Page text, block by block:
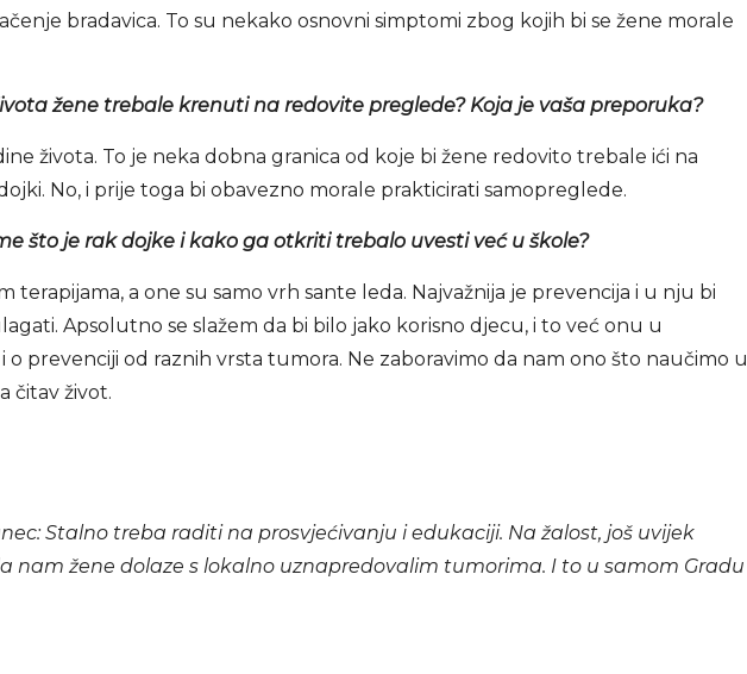
bradavica. To su nekako osnovni simptomi zbog kojih bi se žene morale
žene trebale krenuti na redovite preglede? Koja je vaša preporuka?
života. To je neka dobna granica od koje bi žene redovito trebale ići na
No, i prije toga bi obavezno morale prakticirati samopreglede.
što je rak dojke i kako ga otkriti trebalo uvesti već u škole?
terapijama, a one su samo vrh sante leda. Najvažnija je prevencija i u nju bi
Apsolutno se slažem da bi bilo jako korisno djecu, i to već onu u
o prevenciji od raznih vrsta tumora. Ne zaboravimo da nam ono što naučimo u
čitav život.
Stalno treba raditi na prosvjećivanju i edukaciji. Na žalost, još uvijek
nam žene dolaze s lokalno uznapredovalim tumorima. I to u samom Gradu